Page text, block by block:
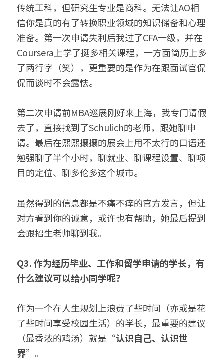
传统工科，但研究生专业是商科。无法让AO相
信你是真的有了转换职业领域的知识储备和心理
准备。第一次申请失利后我过了CFA一级，并在
Coursera上学了挺多相关课程，一方面简历上多
了两行字（笑），更重要的是作为在跟面试官侃
侃而谈时不会露怯。
第二次申请前MBA巡展刚好来上海，我专门请假
去了，直接找到了Schulich的老师，跟她聊申
请。最后在熙熙攘攘的展会上用不太行的口语还
勉强聊了半个小时，聊就业、聊课程设置、聊项
目的定位、聊多伦多这个城市。
虽然得到的信息都是不痛不痒的官方发言，但让
对方看到你的诚意，或许也有帮助，她最后提到
会跟招生老师聊到我。
Q3. 作为经历毕业、工作和留学申请的学长， 有
什么建议可以给小同学呢？
作为一个在人生规划上浪费了些时间（亦或是花
了些时间享受校园生活）的学长，最重要的建议
（最香浓的鸡汤）就是“认识自己、认识世
界”。